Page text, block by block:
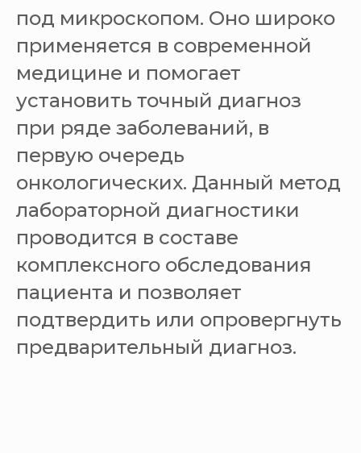
под микроскопом. Оно широко
применяется в современной
медицине и помогает
установить точный диагноз
при ряде заболеваний, в
первую очередь
онкологических. Данный метод
лабораторной диагностики
проводится в составе
комплексного обследования
пациента и позволяет
подтвердить или опровергнуть
предварительный диагноз.